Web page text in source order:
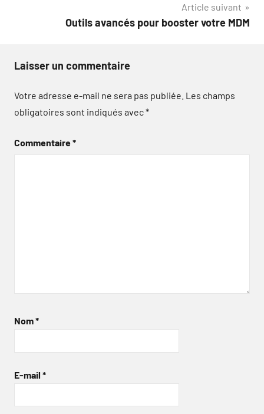
Article suivant
Outils avancés pour booster votre MDM
Laisser un commentaire
Votre adresse e-mail ne sera pas publiée. Les champs
obligatoires sont indiqués avec*
Commentaire*
Nom*
E-mail *